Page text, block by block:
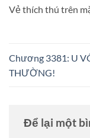
Vẻ thích thú trên
Chương 3381: U
THƯỜNG!
Để lại một